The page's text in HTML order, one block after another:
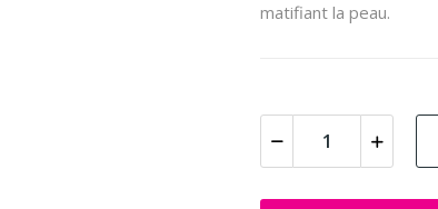
matifiant la peau.